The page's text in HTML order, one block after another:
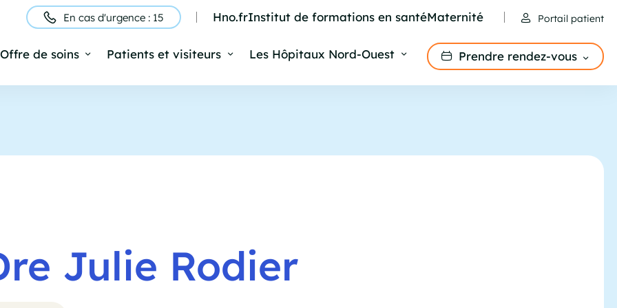
Entête
En cas d'urgence : 15 Hno.frInstitut de formations en santéMaternité Portail patient
Offre de soins Patients et visiteurs Les Hôpitaux Nord-Ouest Prendre rendez-vous
Julie Rodier